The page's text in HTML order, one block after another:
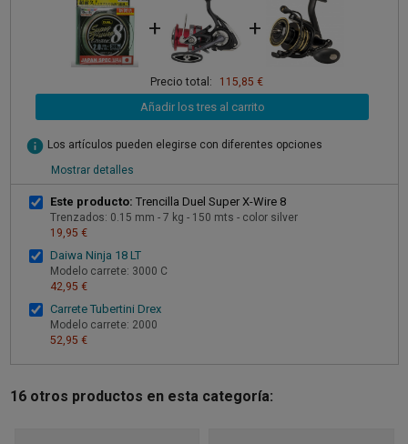
+ +
Precio total: 115,85 €
Añadir los tres al carrito
info Los artículos pueden elegirse con diferentes opciones
Mostrar detalles
Este producto: Trencilla Duel Super X-Wire 8
Trenzados: 0.15 mm - 7 kg - 150 mts - color silver
19,95 €
Daiwa Ninja 18 LT
Modelo carrete: 3000 C
42,95 €
Carrete Tubertini Drex
Modelo carrete: 2000
52,95 €
16 otros productos en esta categoría: